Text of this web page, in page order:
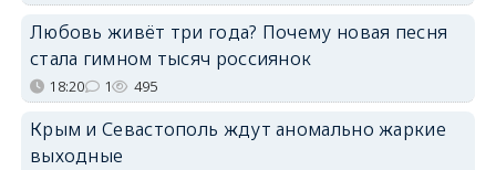
Любовь живёт три года? Почему новая песня
стала гимном тысяч россиянок
18:20 1 495
Крым и Севастополь ждут аномально жаркие
выходные